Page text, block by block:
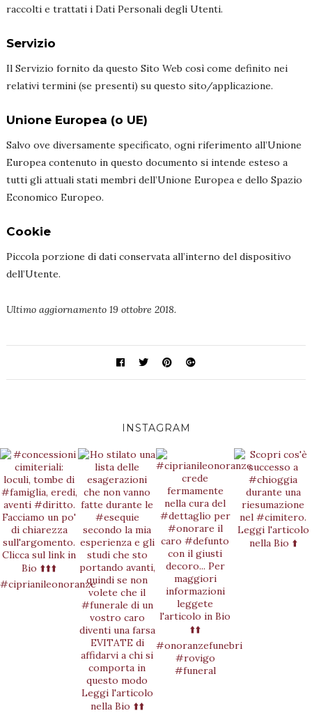
raccolti e trattati i Dati Personali degli Utenti.
Servizio
Il Servizio fornito da questo Sito Web così come definito nei
relativi termini (se presenti) su questo sito/applicazione.
Unione Europea (o UE)
Salvo ove diversamente specificato, ogni riferimento all’Unione
Europea contenuto in questo documento si intende esteso a
tutti gli attuali stati membri dell’Unione Europea e dello Spazio
Economico Europeo.
Cookie
Piccola porzione di dati conservata all’interno del dispositivo
dell’Utente.
Ultimo aggiornamento 19 ottobre 2018.
INSTAGRAM